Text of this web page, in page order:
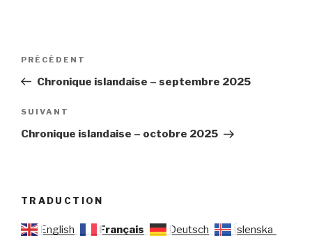
Navigation
l’article
Article
précédent
PRÉCÉDENT
Chronique islandaise – septembre 2025
Article
suivant
SUIVANT
Chronique islandaise – octobre 2025
TRADUCTION
English Français Deutsch Íslenska